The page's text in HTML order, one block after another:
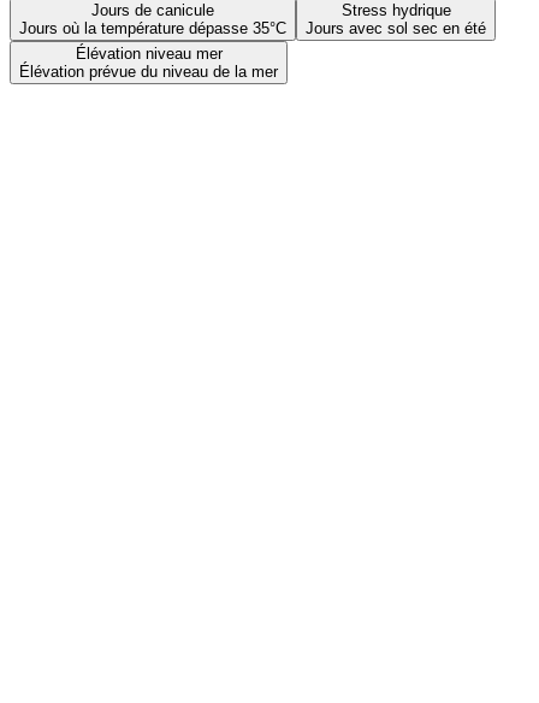
Jours de canicule
Jours où la température dépasse 35°C
Stress hydrique
Jours avec sol sec en été
Élévation niveau mer
Élévation prévue du niveau de la mer